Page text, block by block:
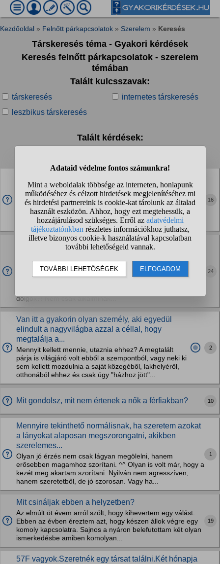
Kezdőoldal » Felnőtt párkapcsolatok » Szerelem » Keresés
Társkeresés téma - Gyakori kérdések
Keresés felnőtt párkapcsolatok - szerelem
témában
Talált kulcsszavak:
társkeresés
internetes társkeresés
leszbikus társkeresés
Talált kérdések:
évek után?
A 20-as éveimet, ha lehet így mondani elherdáltnak vagy
pocsékba mentnek érzem. Azért mondhatom talán most is,
hogy tisztelem a nőket. Lehetőség és alkalom is akadt, hogy
éljek. Viszont egy példát se tudok...
16
Létezik még ilyen? Létezhet őszinte, boldog, mély
szerelemre épülő kiegyensúlyozott párkapcsolat 30
felett,...
Érdeklődnék, véleményeket szeretnék kérdezni.. 30 felett
dolgok?! Nem csak alkalminak...
24
Van itt a gyakorin olyan személy, aki egyedül
elindult a nagyvilágba azzal a céllal, hogy
megtalálja a...
Mennyit kellett mennie, utaznia ehhez? A megtalált
párja is világjáró volt ebből a szempontból, vagy neki ki
sem kellett mozdulnia a saját közegéből, lakhelyéről,
otthonából ehhez és csak úgy "házhoz jött"...
2
Mit gondolsz, mit nem értenek a nők a férfiakban? 10
Mennyire tekinthető normálisnak, ha szeretem azokat
a lányokat alaposan megszorongatni, akikben
szerelemes...
Olyan jó érzés nem csak lágyan megölelni, hanem
erősebben magamhoz szorítani. ^^ Olyan is volt már, hogy a
kezét meg akartam szorítani. Nyilván nem agresszíven,
hanem szeretetből, de jó szorosan. Vagy ha...
1
Mit csináljak ebben a helyzetben?
Az elmúlt öt évem arról szólt, hogy kihevertem egy válást.
Ebben az évben éreztem azt, hogy készen állok végre egy
komoly kapcsolatra. Sajnos a nyáron belefutottam két olyan
ismerkedésbe amiben komolyan...
19
57F vagyok.Szeretnék egy társat találni.Két hónapja